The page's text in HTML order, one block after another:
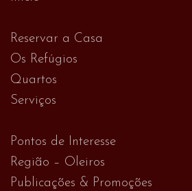
Reservar a Casa
Os Refúgios
Quartos
Serviços
Pontos de Interesse
Região – Oleiros
Publicações & Promoções